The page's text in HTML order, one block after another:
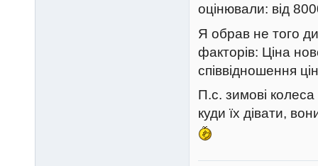
оцінювали: від
Я обрав не того
факторів: Ціна
співвідношення
П.с. зимові
куди їх дівати,